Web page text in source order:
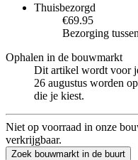
Thuisbezorgd
€69.95
Bezorging
Ophalen in de bouwmarkt
Dit artikel wordt voor
26 augustus worden
die je kiest.
Niet op voorraad in onze
verkrijgbaar.
Zoek bouwmarkt in de buurt